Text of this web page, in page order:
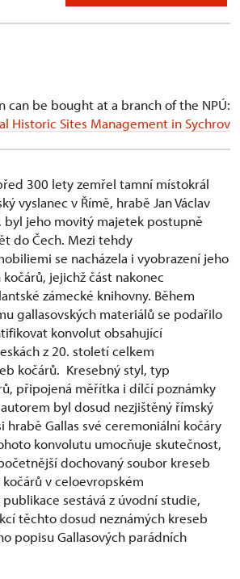
can be bought at a branch of the NPÚ:
Historic Sites Management in Sychrov
300 lety zemřel tamní místokrál
vyslanec v Římě, hrabě Jan Václav
byl jeho movitý majetek postupně
do Čech. Mezi tehdy
se nacházela i vyobrazení jeho
jejichž část nakonec
zámecké knihovny. Během
gallasovských materiálů se podařilo
konvolut obsahující
z 20. století celkem
kočárů. Kresebný styl, typ
připojená měřítka i dílčí poznámky
byl dosud nezjištěný římský
hrabě Gallas své ceremoniální kočáry
konvolutu umocňuje skutečnost,
dochovaný soubor kreseb
v celoevropském
sestává z úvodní studie,
těchto dosud neznámých kreseb
popisu Gallasových parádních